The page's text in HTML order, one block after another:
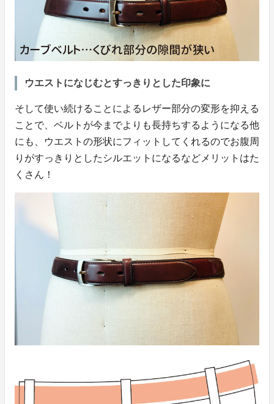
ウエストになじむとすっきりとした印象に
そして使い続けることによるレザー部分の変形を抑える
ことで、ベルトが今までよりも長持ちするようになる他
にも、ウエストの形状にフィットしてくれるのでお腹周
りがすっきりとしたシルエットになるなどメリットはた
くさん！